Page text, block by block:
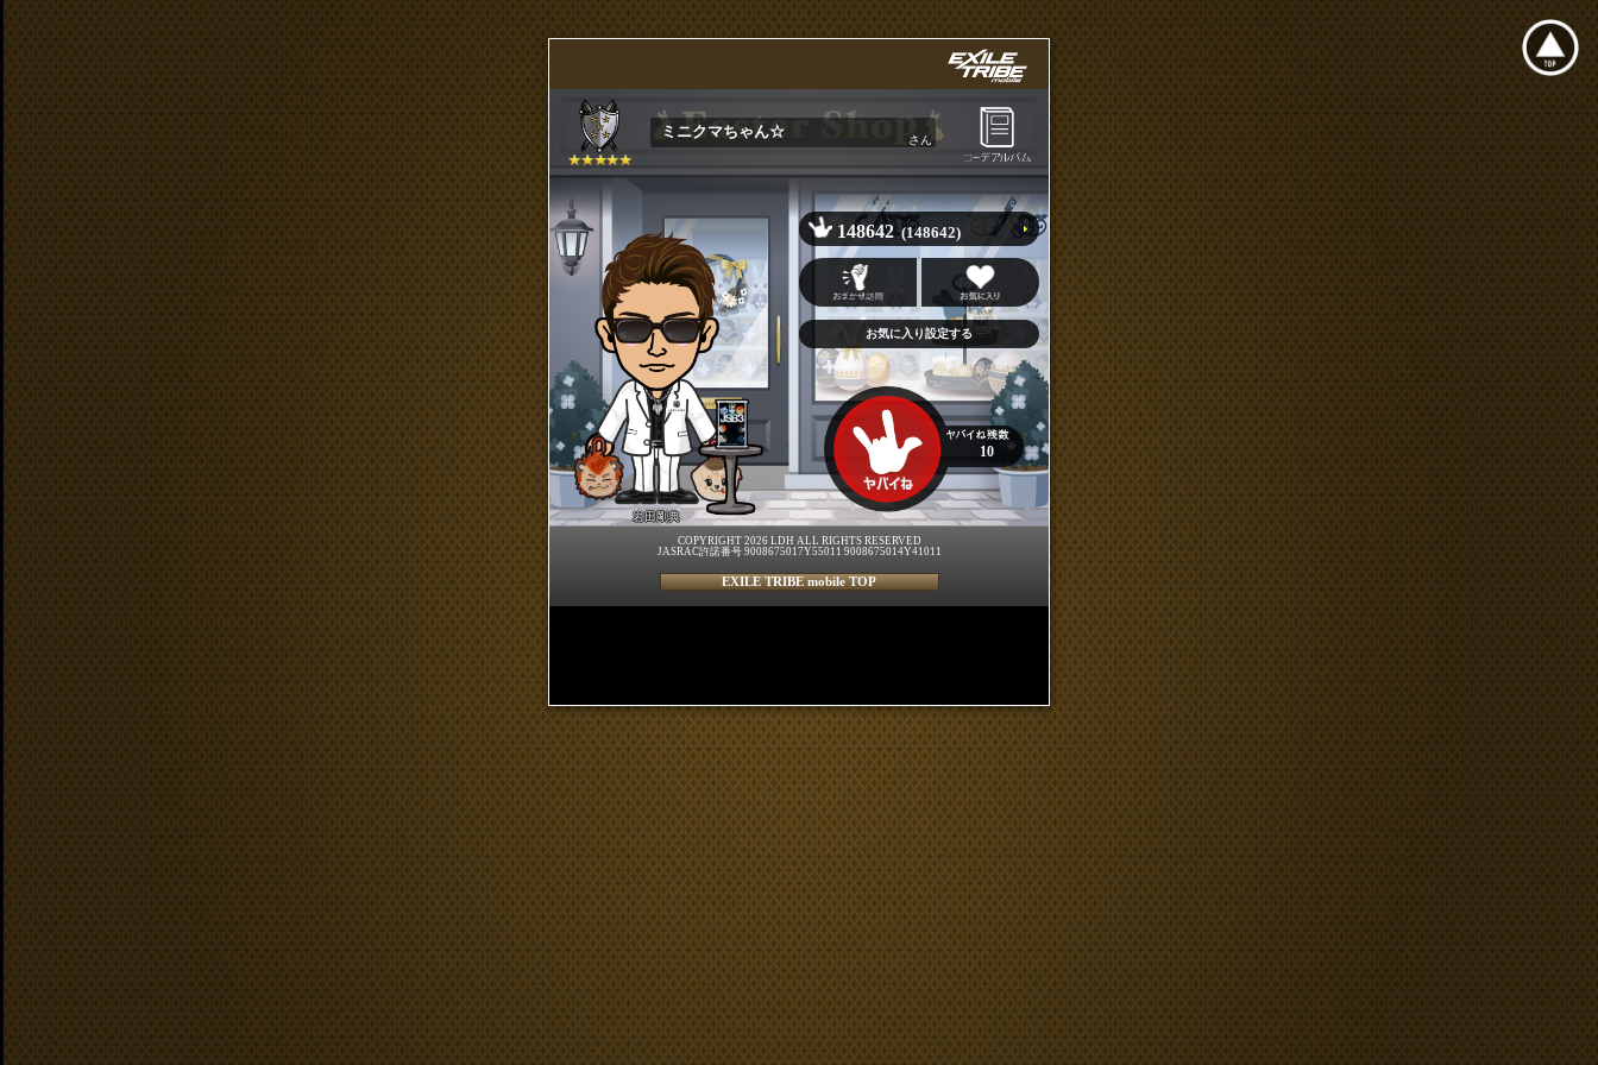
ミニクマちゃん☆ さん
岩田剛典
148642 (148642)
10
COPYRIGHT 2026 LDH ALL RIGHTS RESERVED
JASRAC許諾番号 9008675017Y55011 9008675014Y41011
EXILE TRIBE mobile TOP